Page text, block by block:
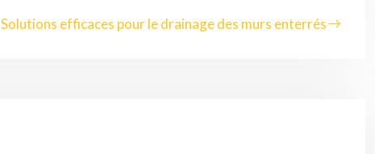
Solutions efficaces pour le drainage des murs enterrés